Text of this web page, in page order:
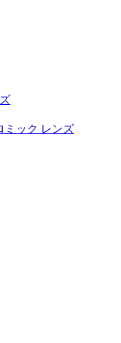
ミック レンズ